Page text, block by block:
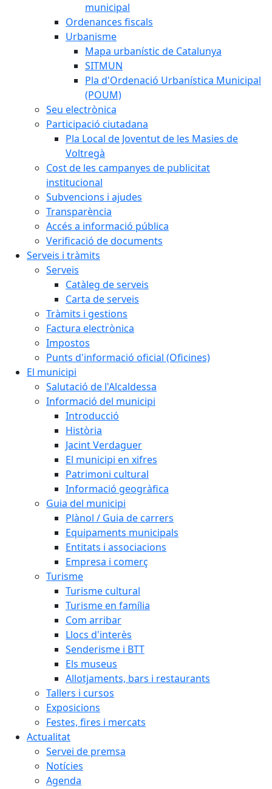
municipal
Ordenances fiscals
Urbanisme
Mapa urbanístic de Catalunya
SITMUN
Pla d'Ordenació Urbanística Municipal
(POUM)
Seu electrònica
Participació ciutadana
Pla Local de Joventut de les Masies de
Voltregà
Cost de les campanyes de publicitat
institucional
Subvencions i ajudes
Transparència
Accés a informació pública
Verificació de documents
Serveis i tràmits
Serveis
Catàleg de serveis
Carta de serveis
Tràmits i gestions
Factura electrònica
Impostos
Punts d'informació oficial (Oficines)
El municipi
Salutació de l'Alcaldessa
Informació del municipi
Introducció
Història
Jacint Verdaguer
El municipi en xifres
Patrimoni cultural
Informació geogràfica
Guia del municipi
Plànol / Guia de carrers
Equipaments municipals
Entitats i associacions
Empresa i comerç
Turisme
Turisme cultural
Turisme en família
Com arribar
Llocs d'interès
Senderisme i BTT
Els museus
Allotjaments, bars i restaurants
Tallers i cursos
Exposicions
Festes, fires i mercats
Actualitat
Servei de premsa
Notícies
Agenda